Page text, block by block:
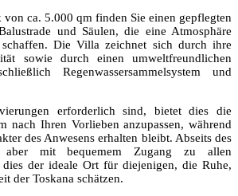
ca. 5.000 qm finden Sie einen gepflegten
und Säulen, die eine Atmosphäre
schaffen. Die Villa zeichnet sich durch ihre
sowie durch einen umweltfreundlichen
Regenwassersammelsystem und
erforderlich sind, bietet dies die
nach Ihren Vorlieben anzupassen, während
des Anwesens erhalten bleibt. Abseits des
aber mit bequemem Zugang zu allen
der ideale Ort für diejenigen, die Ruhe,
der Toskana schätzen.